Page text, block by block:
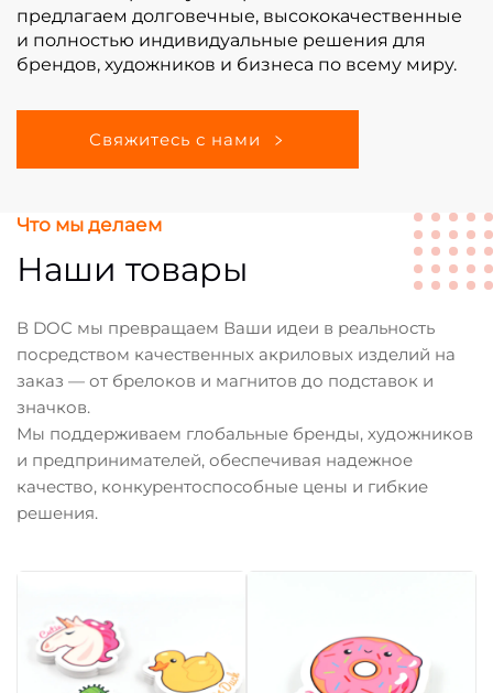
предлагаем долговечные, высококачественные
и полностью индивидуальные решения для
брендов, художников и бизнеса по всему миру.
Свяжитесь с нами
Что мы делаем
Наши товары
В DOC мы превращаем Ваши идеи в реальность
посредством качественных акриловых изделий на
заказ — от брелоков и магнитов до подставок и
значков.
Мы поддерживаем глобальные бренды, художников
и предпринимателей, обеспечивая надежное
качество, конкурентоспособные цены и гибкие
решения.